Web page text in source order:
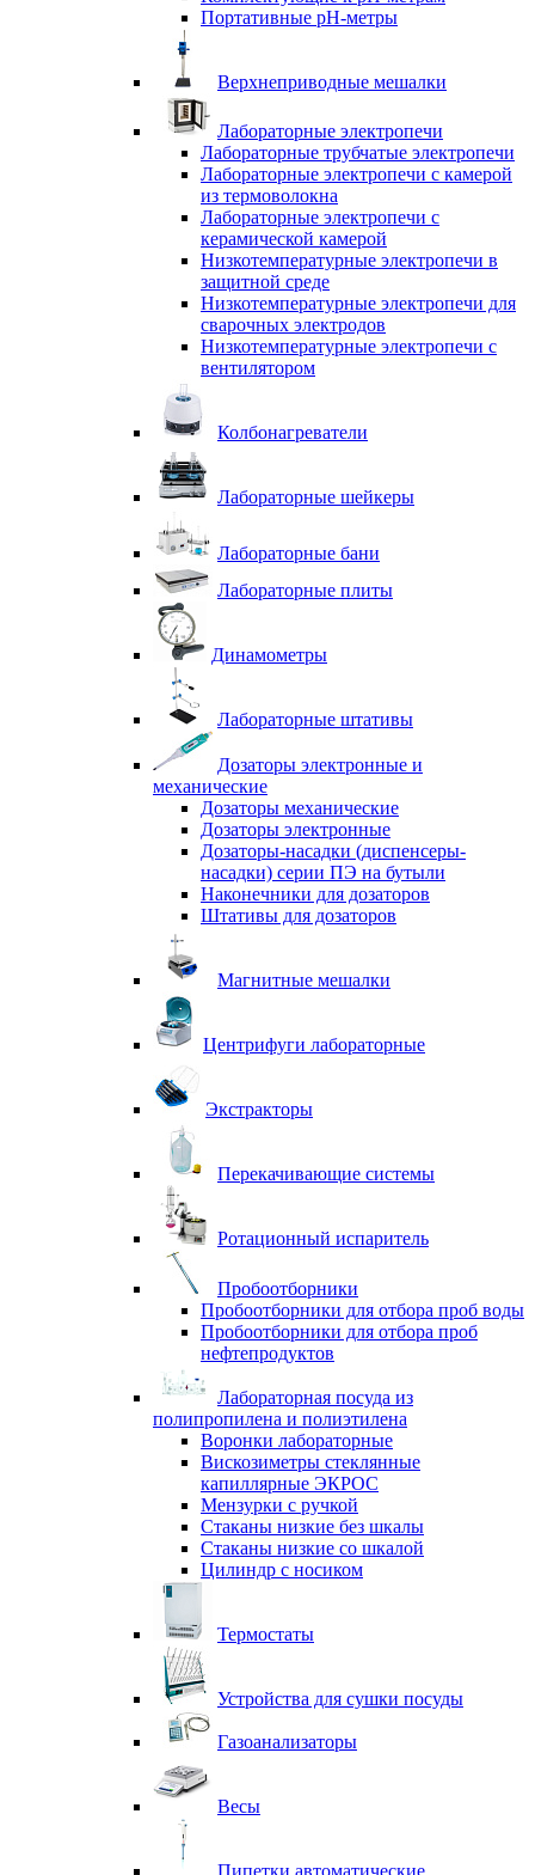
Портативные pH-метры
Верхнеприводные мешалки
Лабораторные электропечи
Лабораторные трубчатые электропечи
Лабораторные электропечи с камерой
из термоволокна
Лабораторные электропечи с
керамической камерой
Низкотемпературные электропечи в
защитной среде
Низкотемпературные электропечи для
cварочных электродов
Низкотемпературные электропечи с
вентилятором
Колбонагреватели
Лабораторные шейкеры
Лабораторные бани
Лабораторные плиты
Динамометры
Лабораторные штативы
Дозаторы электронные и
механические
Дозаторы механические
Дозаторы электронные
Дозаторы-насадки (диспенсеры-
насадки) серии ПЭ на бутыли
Наконечники для дозаторов
Штативы для дозаторов
Магнитные мешалки
Центрифуги лабораторные
Экстракторы
Перекачивающие системы
Ротационный испаритель
Пробоотборники
Пробоотборники для отбора проб воды
Пробоотборники для отбора проб
нефтепродуктов
Лабораторная посуда из
полипропилена и полиэтилена
Воронки лабораторные
Вискозиметры стеклянные
капиллярные ЭКРОС
Мензурки с ручкой
Стаканы низкие без шкалы
Стаканы низкие со шкалой
Цилиндр с носиком
Термостаты
Устройства для сушки посуды
Газоанализаторы
Весы
Пипетки автоматические